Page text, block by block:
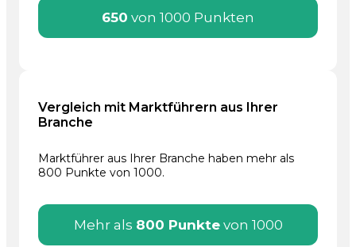
650 von 1000 Punkten
Vergleich mit Marktführern aus Ihrer
Branche
Marktführer aus Ihrer Branche haben mehr als
800 Punkte von 1000.
Mehr als 800 Punktevon 1000